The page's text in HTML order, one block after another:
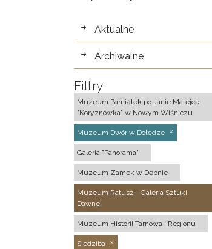
wystawy
Aktualne
Archiwalne
Filtry
Muzeum Pamiątek po Janie Matejce
"Koryznówka" w Nowym Wiśniczu
Muzeum Dwór w Dołędze
Galeria "Panorama"
Muzeum Zamek w Dębnie
Muzeum Ratusz - Galeria Sztuki
Dawnej
Muzeum Historii Tarnowa i Regionu
Siedziba